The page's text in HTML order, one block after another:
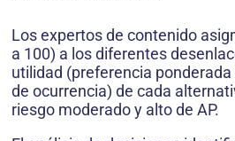
Los expertos de contenido
a 100) a los diferentes
utilidad (preferencia
de ocurrencia) de cada
riesgo moderado y alto de AP.